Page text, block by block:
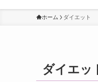
ホーム ダイエット
ダイエッ